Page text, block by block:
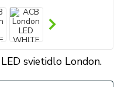
svietidlo London.